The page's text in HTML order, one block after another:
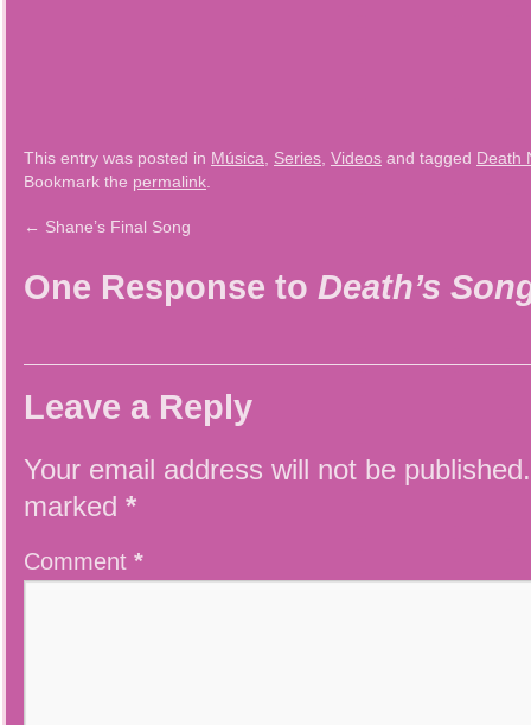
This entry was posted in Música Series Videos and tagged Death
Bookmark the permalink
← Shane’s Final Song
One Response to Death’s
Leave a Reply
Your email address will not be published.
marked *
Comment *